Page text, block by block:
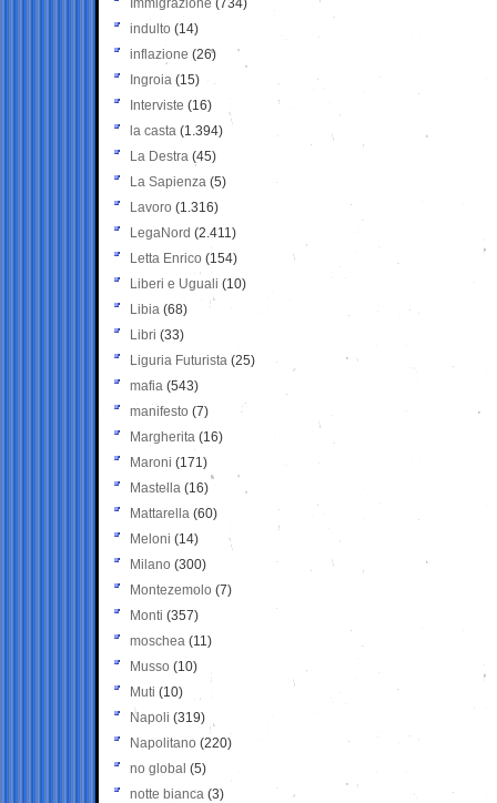
Immigrazione (734)
indulto (14)
inflazione (26)
Ingroia (15)
Interviste (16)
la casta (1.394)
La Destra (45)
La Sapienza (5)
Lavoro (1.316)
LegaNord (2.411)
Letta Enrico (154)
Liberi e Uguali (10)
Libia (68)
Libri (33)
Liguria Futurista (25)
mafia (543)
manifesto (7)
Margherita (16)
Maroni (171)
Mastella (16)
Mattarella (60)
Meloni (14)
Milano (300)
Montezemolo (7)
Monti (357)
moschea (11)
Musso (10)
Muti (10)
Napoli (319)
Napolitano (220)
no global (5)
notte bianca (3)